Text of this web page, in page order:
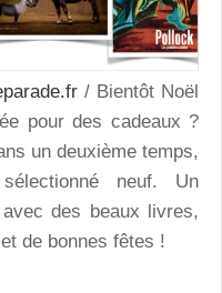
/ Bientôt Noël
pour des cadeaux ?
un deuxième temps,
neuf. Un
des beaux livres,
de bonnes fêtes !